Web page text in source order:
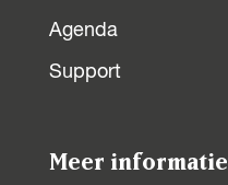
Agenda
Support
Meer informatie